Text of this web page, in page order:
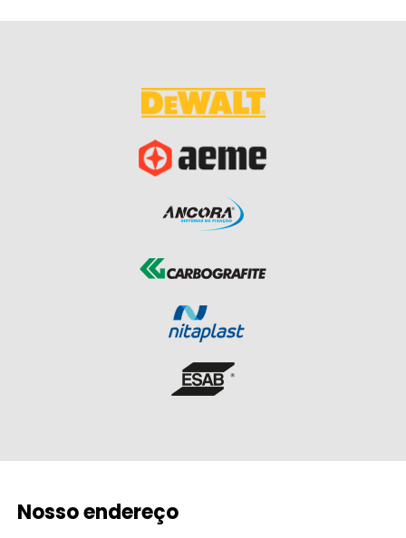
Nosso endereço